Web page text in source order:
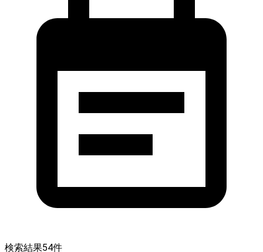
検索結果54件